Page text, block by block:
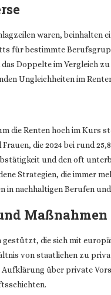
waren, beinhalten
für bestimmte
Doppelte im Vergleich
Ungleichheiten im
die Renten hoch im Kurs
die 2024 bei rund
und den oft
Strategien, die immer
in nachhaltigen Berufen
Maßnahmen
die sich mit
von staatlichen zu
über private